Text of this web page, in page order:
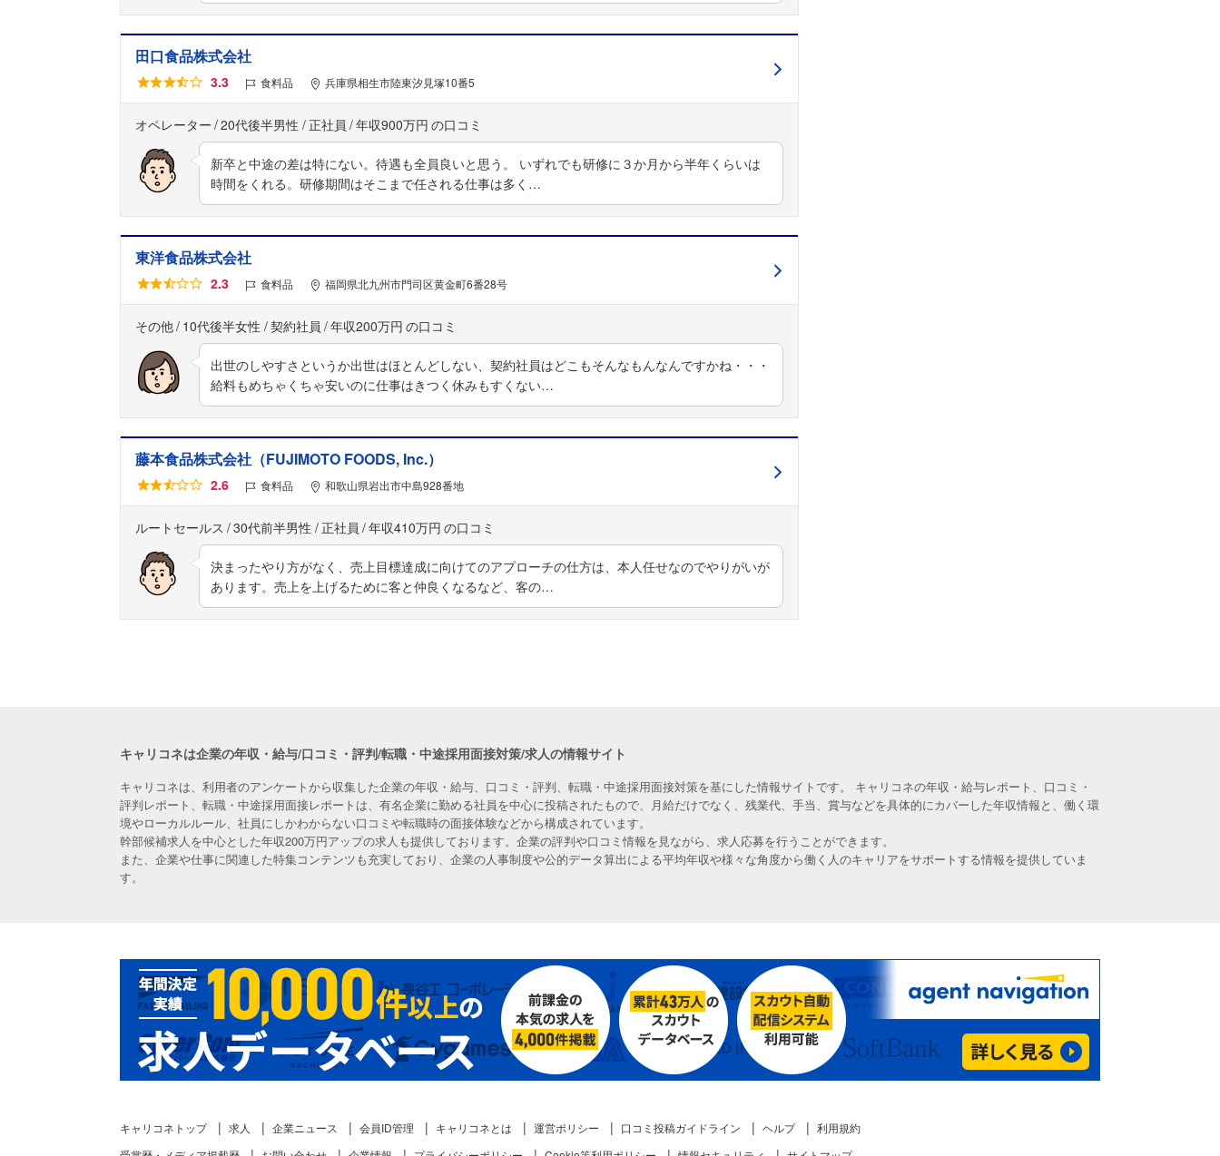
田口食品株式会社
3.3 食料品 兵庫県相生市陸東汐見塚10番5
オペレーター 20代後半男性 正社員 年収900万円
新卒と中途の差は特にない。待遇も全員良いと思う。 いずれでも研修に３か月から半年くらいは
時間をくれる。研修期間はそこまで任される仕事は多く…
東洋食品株式会社
2.3 食料品 福岡県北九州市門司区黄金町6番28号
その他 10代後半女性 契約社員 年収200万円
出世のしやすさというか出世はほとんどしない、契約社員はどこもそんなもんなんですかね・・・
給料もめちゃくちゃ安いのに仕事はきつく休みもすくない…
藤本食品株式会社（FUJIMOTO FOODS, Inc.）
2.6 食料品 和歌山県岩出市中島928番地
ルートセールス 30代前半男性 正社員 年収410万円
決まったやり方がなく、売上目標達成に向けてのアプローチの仕方は、本人任せなのでやりがいが
あります。売上を上げるために客と仲良くなるなど、客の…
キャリコネは企業の年収・給与/口コミ・評判/転職・中途採用面接対策/求人の情報サイト
キャリコネは、利用者のアンケートから収集した企業の年収・給与、口コミ・評判、転職・中途採用面接対策を基にした情報サイトです。 キャリコネの年収・給与レポート、口コミ・
評判レポート、転職・中途採用面接レポートは、有名企業に勤める社員を中心に投稿されたもので、月給だけでなく、残業代、手当、賞与などを具体的にカバーした年収情報と、働く環
境やローカルルール、社員にしかわからない口コミや転職時の面接体験などから構成されています。
幹部候補求人を中心とした年収200万円アップの求人も提供しております。企業の評判や口コミ情報を見ながら、求人応募を行うことができます。
また、企業や仕事に関連した特集コンテンツも充実しており、企業の人事制度や公的データ算出による平均年収や様々な角度から働く人のキャリアをサポートする情報を提供していま
す。
キャリコネトップ 求人 企業ニュース 会員ID管理 キャリコネとは 運営ポリシー 口コミ投稿ガイドライン ヘルプ
利用規約